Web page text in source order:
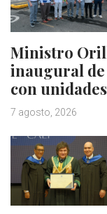
Ministro
inaugural
con
7 agosto, 2026